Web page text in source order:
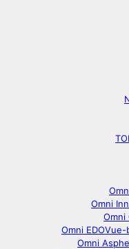
Omni
Omni
Omni
Omni